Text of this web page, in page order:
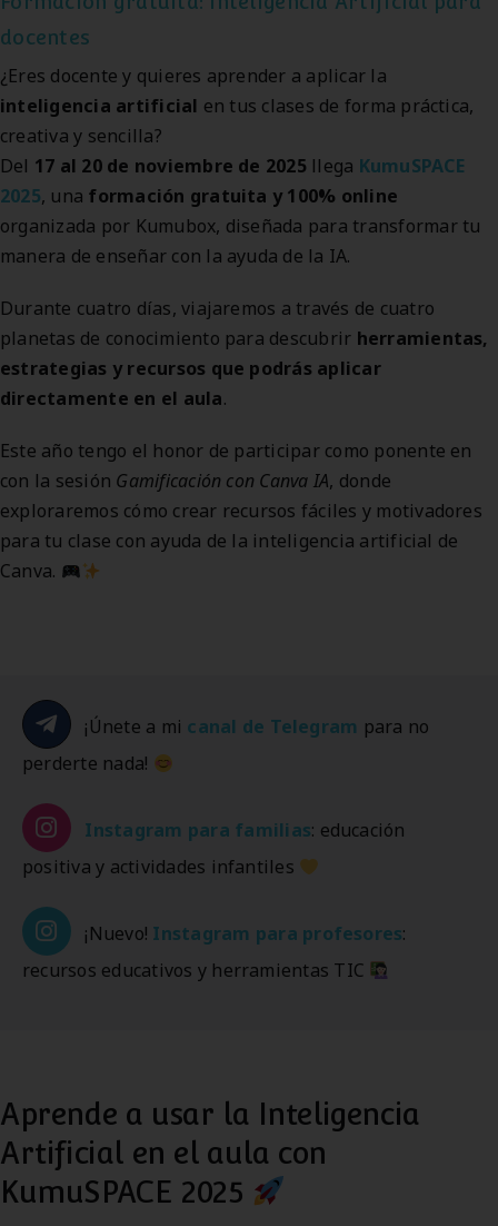
docentes
¿Eres docente y quieres aprender a aplicar la
inteligencia artificial en tus clases de forma práctica,
creativa y sencilla?
Del 17 al 20 de noviembre de 2025 llega KumuSPACE
2025, una formación gratuita y 100% online
organizada por Kumubox, diseñada para transformar tu
manera de enseñar con la ayuda de la IA.
Durante cuatro días, viajaremos a través de cuatro
planetas de conocimiento para descubrir herramientas,
estrategias y recursos que podrás aplicar
directamente en el aula.
Este año tengo el honor de participar como ponente en
con la sesión Gamificación con Canva IA, donde
exploraremos cómo crear recursos fáciles y motivadores
para tu clase con ayuda de la inteligencia artificial de
Canva.
¡Únete a mi canal de Telegram para no
perderte nada!
Instagram para familias: educación
positiva y actividades infantiles
¡Nuevo! Instagram para profesores:
recursos educativos y herramientas TIC
Aprende a usar la Inteligencia
Artificial en el aula con
KumuSPACE 2025